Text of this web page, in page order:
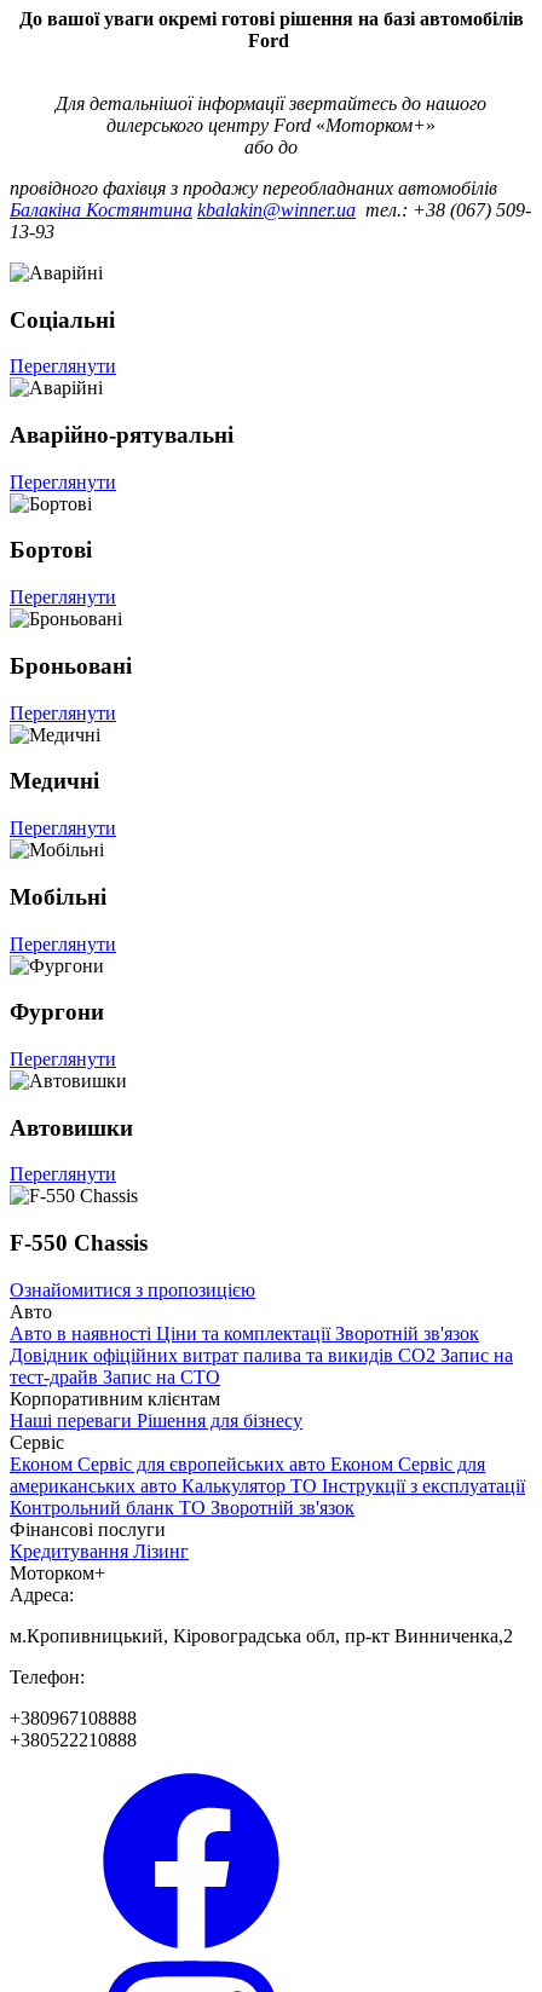
До вашої уваги окремі готові рішення на базі автомобілів
Ford
Для детальнішої інформації звертайтесь до нашого
дилерського центру Ford «Моторком+»
або до
провідного фахівця з продажу переобладнаних автомобілів
Балакіна Костянтина kbalakin@winner.ua тел.: +38 (067) 509-
13-93
Соціальні
Переглянути
Аварійно-рятувальні
Переглянути
Бортові
Переглянути
Броньовані
Переглянути
Медичні
Переглянути
Мобільні
Переглянути
Фургони
Переглянути
Автовишки
Переглянути
F-550 Chassis
Ознайомитися з пропозицією
Авто
Авто в наявності Ціни та комплектаціїЗворотній зв'язок
Довідник офіційних витрат палива та викидів СО2 Запис на
тест-драйв Запис на СТО
Корпоративним клієнтам
Наші переваги Рішення для бізнесу
Сервіс
Економ Сервіс для європейських авто Економ Сервіс для
американських авто Калькулятор ТО Інструкції з експлуатації
Контрольний бланк ТО Зворотній зв'язок
Фінансові послуги
Кредитування Лізинг
Моторком+
Адреса:
м.Кропивницький, Кіровоградська обл, пр-кт Винниченка,2
Телефон:
+380967108888
+380522210888